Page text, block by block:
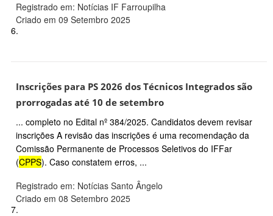
Registrado em: Notícias IF Farroupilha
Criado em 09 Setembro 2025
6.
Inscrições para PS 2026 dos Técnicos Integrados são
prorrogadas até 10 de setembro
... completo no Edital nº 384/2025. Candidatos devem revisar
inscrições A revisão das inscrições é uma recomendação da
Comissão Permanente de Processos Seletivos do IFFar
(CPPS). Caso constatem erros, ...
Registrado em: Notícias Santo Ângelo
Criado em 08 Setembro 2025
7.